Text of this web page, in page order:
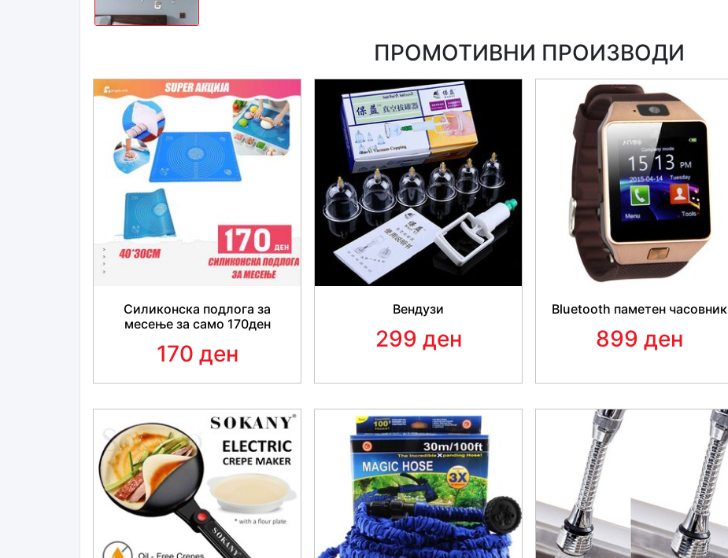
ПРОМОТИВНИ ПРОИЗВОДИ
Силиконска подлога за
месење за само 170ден
170 ден
Вендузи
299 ден
Bluetooth паметен часовник
899 ден